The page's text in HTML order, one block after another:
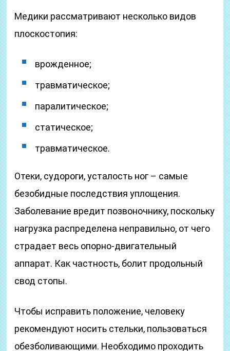
Медики рассматривают несколько видов
плоскостопия:
врожденное;
травматическое;
паралитическое;
статическое;
травматическое.
Отеки, судороги, усталость ног – самые
безобидные последствия уплощения.
Заболевание вредит позвоночнику, поскольку
нагрузка распределена неправильно, от чего
страдает весь опорно-двигательный
аппарат. Как частность, болит продольный
свод стопы.
Чтобы исправить положение, человеку
рекомендуют носить стельки, пользоваться
обезболивающими. Необходимо проходить